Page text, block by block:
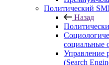
Политический
Назад
социальные
Управление
(Search